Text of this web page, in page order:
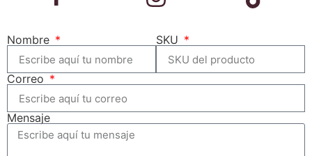
Nombre SKU
Correo
Mensaje